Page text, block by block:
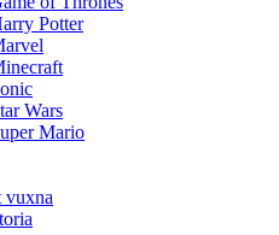
Potter
Wars
Mario
vuxna